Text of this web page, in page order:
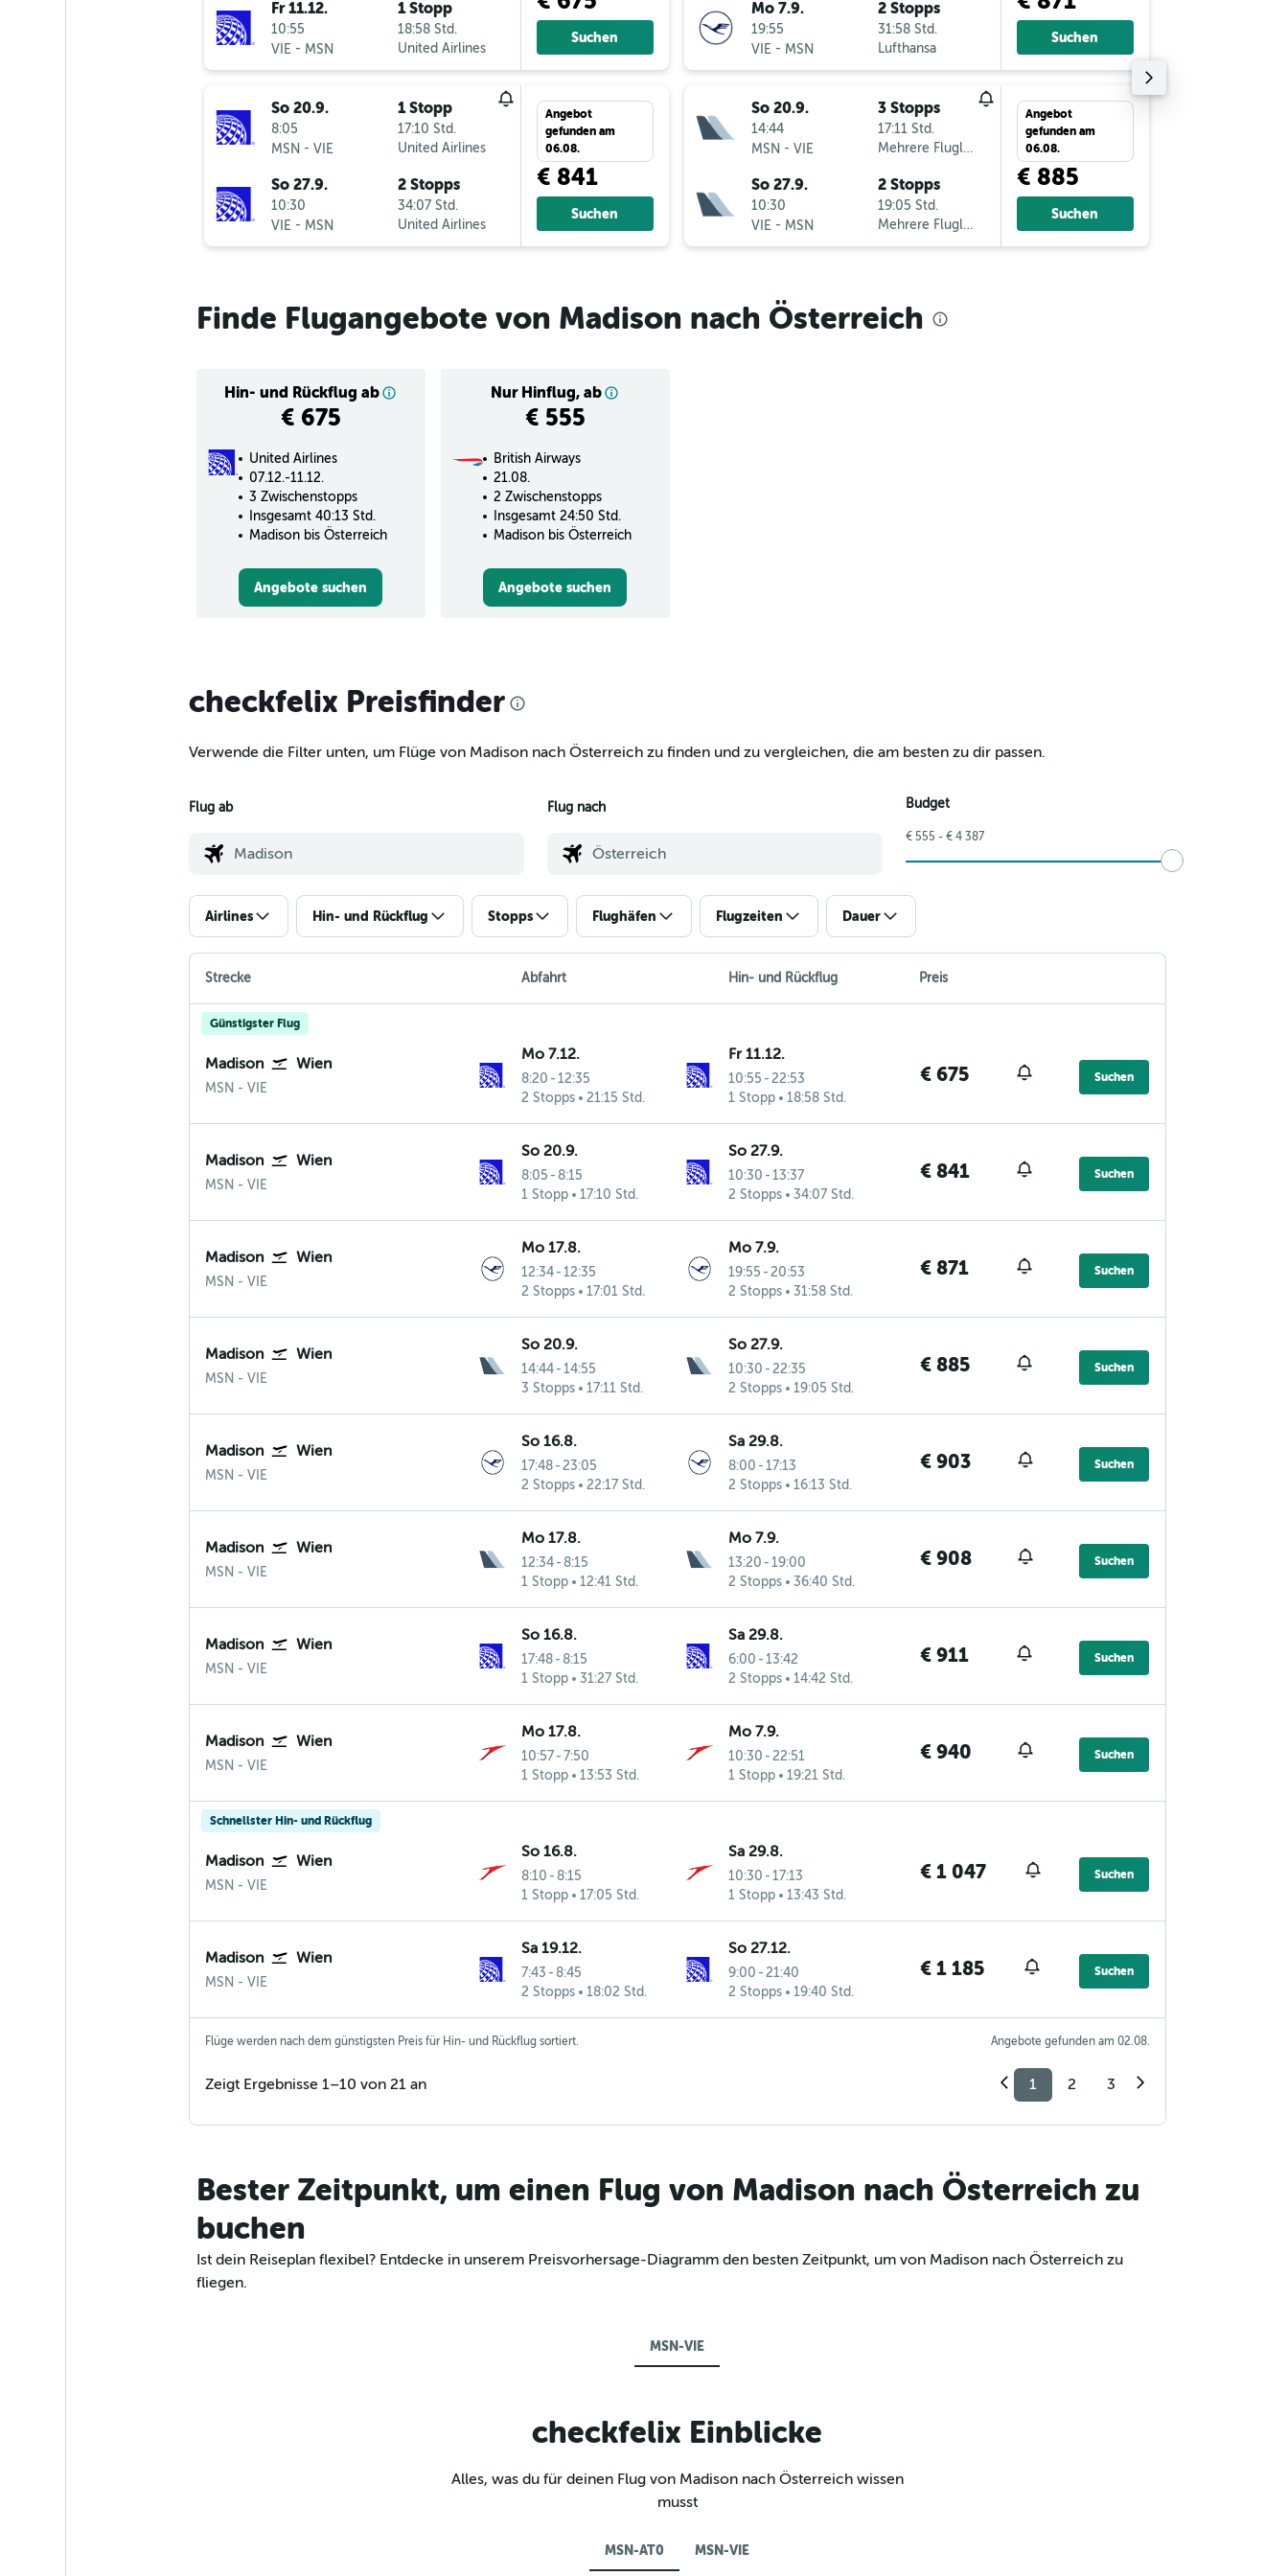
Fr 11.12.
10:55
VIE - MSN
1 Stopp
18:58 Std.
United Airlines
Suchen
So 20.9.
8:05
MSN - VIE
1 Stopp
17:10 Std.
United Airlines
So 27.9.
10:30
VIE - MSN
2 Stopps
34:07 Std.
United Airlines
Angebot
gefunden am
06.08.
€ 841
Suchen
Mo 7.9.
19:55
VIE - MSN
2 Stopps
31:58 Std.
Lufthansa
Suchen
So 20.9.
14:44
MSN - VIE
3 Stopps
17:11 Std.
Mehrere Fluglinien
So 27.9.
10:30
VIE - MSN
2 Stopps
19:05 Std.
Mehrere Fluglinien
Angebot
gefunden am
06.08.
€ 885
Suchen
Finde Flugangebote von Madison nach Österreich
Hin- und Rückflug ab
€ 675
Nur Hinflug, ab
€ 555
United Airlines
07.12.-11.12.
3 Zwischenstopps
Insgesamt 40:13 Std.
Madison bis Österreich
Angebote suchen
British Airways
21.08.
2 Zwischenstopps
Insgesamt 24:50 Std.
Madison bis Österreich
Angebote suchen
checkfelix Preisfinder
Verwende die Filter unten, um Flüge von Madison nach Österreich zu finden und zu vergleichen, die am besten zu dir passen.
Flug ab Flug nach Budget
€ 555 - € 4 387
Airlines Hin- und Rückflug Stopps Flughäfen Flugzeiten Dauer
Strecke Abfahrt Hin- und Rückflug Preis
Günstigster Flug
Madison Wien
MSN Madison
- VIE
Mo 7.12.
8:20 - 12:35
2 Stopps
21:15 Std.
Fr 11.12.
10:55 - 22:53
1 Stopp
18:58 Std.
€ 675 Suchen
Madison Wien
MSN Madison
- VIE
So 20.9.
8:05 - 8:15
1 Stopp
17:10 Std.
So 27.9.
10:30 - 13:37
2 Stopps
34:07 Std.
€ 841 Suchen
Madison Wien
MSN Madison
- VIE
Mo 17.8.
12:34 - 12:35
2 Stopps
17:01 Std.
Mo 7.9.
19:55 - 20:53
2 Stopps
31:58 Std.
€ 871 Suchen
Madison Wien
MSN Madison
- VIE
So 20.9.
14:44 - 14:55
3 Stopps
17:11 Std.
So 27.9.
10:30 - 22:35
2 Stopps
19:05 Std.
€ 885 Suchen
Madison Wien
MSN Madison
- VIE
So 16.8.
17:48 - 23:05
2 Stopps
22:17 Std.
Sa 29.8.
8:00 - 17:13
2 Stopps
16:13 Std.
€ 903 Suchen
Madison Wien
MSN Madison
- VIE
Mo 17.8.
12:34 - 8:15
1 Stopp
12:41 Std.
Mo 7.9.
13:20 - 19:00
2 Stopps
36:40 Std.
€ 908 Suchen
Madison Wien
MSN Madison
- VIE
So 16.8.
17:48 - 8:15
1 Stopp
31:27 Std.
Sa 29.8.
6:00 - 13:42
2 Stopps
14:42 Std.
€ 911 Suchen
Madison Wien
MSN Madison
- VIE
Mo 17.8.
10:57 - 7:50
1 Stopp
13:53 Std.
Mo 7.9.
10:30 - 22:51
1 Stopp
19:21 Std.
€ 940 Suchen
Schnellster Hin- und Rückflug
Madison Wien
MSN Madison
- VIE
So 16.8.
8:10 - 8:15
1 Stopp
17:05 Std.
Sa 29.8.
10:30 - 17:13
1 Stopp
13:43 Std.
€ 1 047 Suchen
Madison Wien
MSN Madison
- VIE
Sa 19.12.
7:43 - 8:45
2 Stopps
18:02 Std.
So 27.12.
9:00 - 21:40
2 Stopps
19:40 Std.
€ 1 185 Suchen
Flüge werden nach dem günstigsten Preis für Hin- und Rückflug sortiert. Angebote gefunden am 02.08.
Zeigt Ergebnisse 1–10 von 21 an 1 2 3
Bester Zeitpunkt, um einen Flug von Madison nach Österreich zu
buchen
Ist dein Reiseplan flexibel? Entdecke in unserem Preisvorhersage-Diagramm den besten Zeitpunkt, um von Madison nach Österreich zu
fliegen.
MSN-VIE
checkfelix Einblicke
Alles, was du für deinen Flug von Madison nach Österreich wissen
musst
MSN-AT0 MSN-VIE